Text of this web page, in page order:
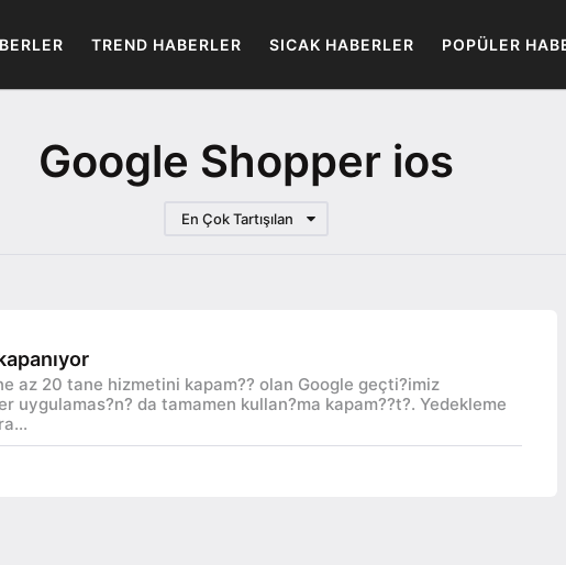
TREND HABERLER SICAK HABERLER POPÜLER
Google Shopper ios
En Çok Tartışılan
az 20 tane hizmetini kapam?? olan Google geçti?imiz
uygulamas?n? da tamamen kullan?ma kapam??t?. Yedekleme